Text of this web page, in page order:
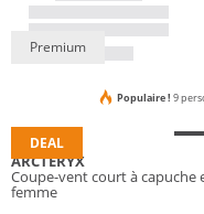
DEAL
Premium
Populaire ! 9
ARCTERYX
Coupe-vent court à capuche
femme